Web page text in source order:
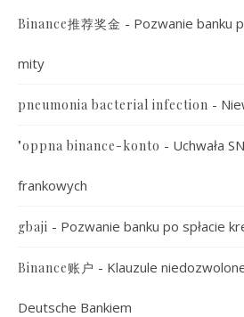
Binance推荐奖金 - Pozwanie banku
mity
pneumonia bacterial infection -
"oppna binance-konto - Uchwała
frankowych
gbaji - Pozwanie banku po spłacie
Binance账户 - Klauzule
Deutsche Bankiem